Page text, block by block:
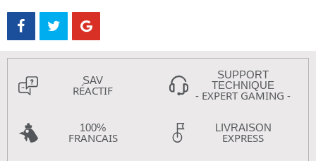
SAV
RÉACTIF
SUPPORT
TECHNIQUE
- EXPERT GAMING -
100%
FRANCAIS
LIVRAISON
EXPRESS